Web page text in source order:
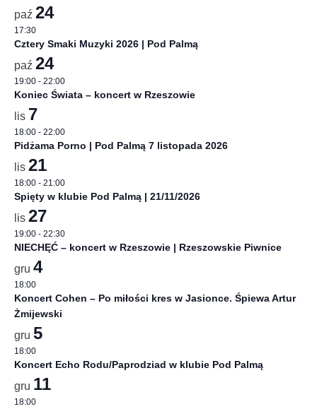
paź 24
17:30
Cztery Smaki Muzyki 2026 | Pod Palmą
paź 24
19:00 - 22:00
Koniec Świata – koncert w Rzeszowie
lis 7
18:00 - 22:00
Pidżama Porno | Pod Palmą 7 listopada 2026
lis 21
18:00 - 21:00
Spięty w klubie Pod Palmą | 21/11/2026
lis 27
19:00 - 22:30
NIECHĘĆ – koncert w Rzeszowie | Rzeszowskie Piwnice
gru 4
18:00
Koncert Cohen – Po miłości kres w Jasionce. Śpiewa Artur
Żmijewski
gru 5
18:00
Koncert Echo Rodu/Paprodziad w klubie Pod Palmą
gru 11
18:00